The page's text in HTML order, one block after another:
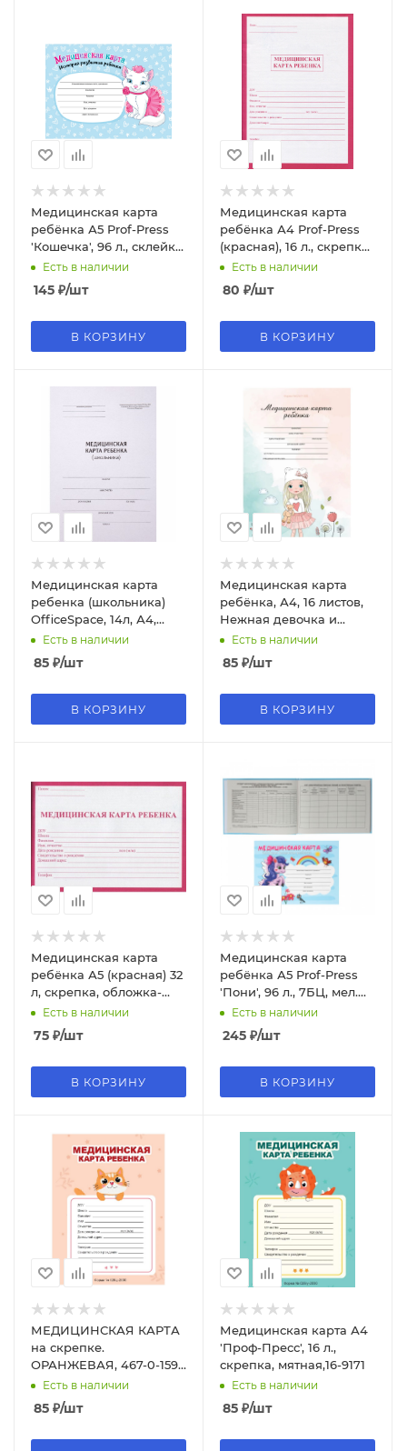
Медицинская карта
ребёнка А5 Prof-Press
'Кошечка', 96 л., склейка,
мелов. обл., КМ-6122
Есть в наличии
145 ₽/шт
В КОРЗИНУ
Медицинская карта
ребёнка А4 Prof-Press
(красная), 16 л., скрепка,
обложка-офсет, КМ-5603
Есть в наличии
80 ₽/шт
В КОРЗИНУ
Медицинская карта
ребенка (школьника)
OfficeSpace, 14л, А4,
блок офсет, ф.026/у-2000
Есть в наличии
85 ₽/шт
В КОРЗИНУ
Медицинская карта
ребёнка, А4, 16 листов,
Нежная девочка и
мишка, 16-4936
Есть в наличии
85 ₽/шт
В КОРЗИНУ
Медицинская карта
ребёнка А5 (красная) 32
л, скрепка, обложка-
офсет, КМ-5605
Есть в наличии
75 ₽/шт
В КОРЗИНУ
Медицинская карта
ребёнка А5 Prof-Press
'Пони', 96 л., 7БЦ, мел.
обл., второй блок,
КМ-6120
Есть в наличии
245 ₽/шт
В КОРЗИНУ
МЕДИЦИНСКАЯ КАРТА
на скрепке.
ОРАНЖЕВАЯ, 467-0-159-
12170-1
Есть в наличии
85 ₽/шт
Медицинская карта А4
'Проф-Пресс', 16 л.,
скрепка, мятная,16-9171
Есть в наличии
85 ₽/шт